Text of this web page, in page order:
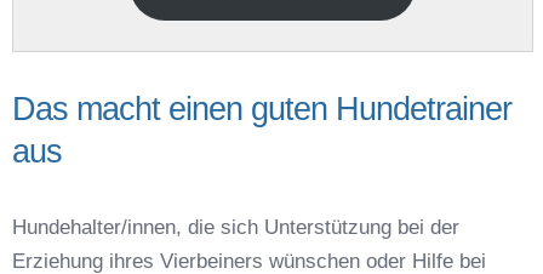
Das macht einen guten Hundetrainer
aus
Hundehalter/innen, die sich Unterstützung bei der
Erziehung ihres Vierbeiners wünschen oder Hilfe bei